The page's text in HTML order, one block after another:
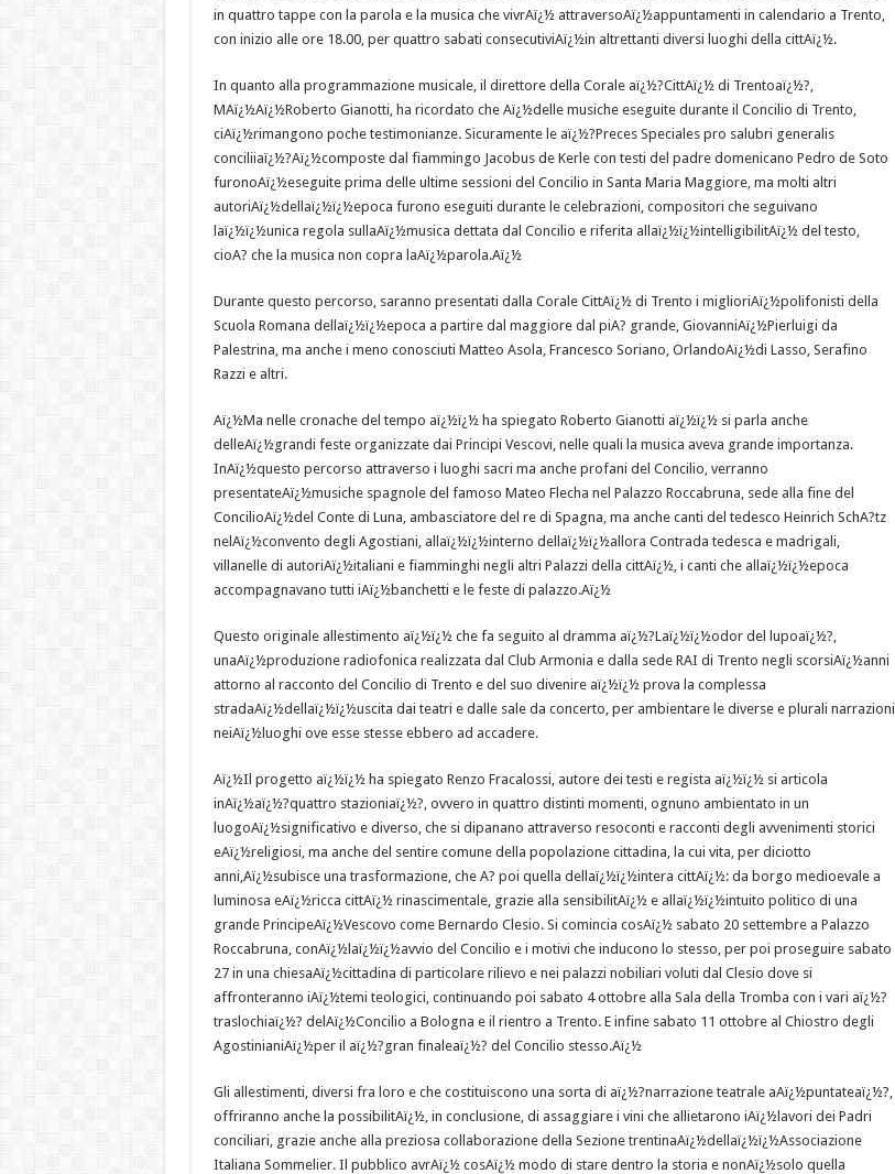
in quattro tappe con la parola e la musica che vivrAï¿½ attraversoAï¿½appuntamenti in calendario a Trento,
con inizio alle ore 18.00, per quattro sabati consecutiviAï¿½in altrettanti diversi luoghi della cittAï¿½.
In quanto alla programmazione musicale, il direttore della Corale aï¿½?CittAï¿½ di Trentoaï¿½?,
MAï¿½Aï¿½Roberto Gianotti, ha ricordato che Aï¿½delle musiche eseguite durante il Concilio di Trento,
ciAï¿½rimangono poche testimonianze. Sicuramente le aï¿½?Preces Speciales pro salubri generalis
conciliiaï¿½?Aï¿½composte dal fiammingo Jacobus de Kerle con testi del padre domenicano Pedro de Soto
furonoAï¿½eseguite prima delle ultime sessioni del Concilio in Santa Maria Maggiore, ma molti altri
autoriAï¿½dellaï¿½ï¿½epoca furono eseguiti durante le celebrazioni, compositori che seguivano
laï¿½ï¿½unica regola sullaAï¿½musica dettata dal Concilio e riferita allaï¿½ï¿½intelligibilitAï¿½ del testo,
cioA? che la musica non copra laAï¿½parola.Aï¿½
Durante questo percorso, saranno presentati dalla Corale CittAï¿½ di Trento i miglioriAï¿½polifonisti della
Scuola Romana dellaï¿½ï¿½epoca a partire dal maggiore dal piA? grande, GiovanniAï¿½Pierluigi da
Palestrina, ma anche i meno conosciuti Matteo Asola, Francesco Soriano, OrlandoAï¿½di Lasso, Serafino
Razzi e altri.
Aï¿½Ma nelle cronache del tempo aï¿½ï¿½ ha spiegato Roberto Gianotti aï¿½ï¿½ si parla anche
delleAï¿½grandi feste organizzate dai Principi Vescovi, nelle quali la musica aveva grande importanza.
InAï¿½questo percorso attraverso i luoghi sacri ma anche profani del Concilio, verranno
presentateAï¿½musiche spagnole del famoso Mateo Flecha nel Palazzo Roccabruna, sede alla fine del
ConcilioAï¿½del Conte di Luna, ambasciatore del re di Spagna, ma anche canti del tedesco Heinrich SchA?tz
nelAï¿½convento degli Agostiani, allaï¿½ï¿½interno dellaï¿½ï¿½allora Contrada tedesca e madrigali,
villanelle di autoriAï¿½italiani e fiamminghi negli altri Palazzi della cittAï¿½, i canti che allaï¿½ï¿½epoca
accompagnavano tutti iAï¿½banchetti e le feste di palazzo.Aï¿½
Questo originale allestimento aï¿½ï¿½ che fa seguito al dramma aï¿½?Laï¿½ï¿½odor del lupoaï¿½?,
unaAï¿½produzione radiofonica realizzata dal Club Armonia e dalla sede RAI di Trento negli scorsiAï¿½anni
attorno al racconto del Concilio di Trento e del suo divenire aï¿½ï¿½ prova la complessa
stradaAï¿½dellaï¿½ï¿½uscita dai teatri e dalle sale da concerto, per ambientare le diverse e plurali narrazioni
neiAï¿½luoghi ove esse stesse ebbero ad accadere.
Aï¿½Il progetto aï¿½ï¿½ ha spiegato Renzo Fracalossi, autore dei testi e regista aï¿½ï¿½ si articola
inAï¿½aï¿½?quattro stazioniaï¿½?, ovvero in quattro distinti momenti, ognuno ambientato in un
luogoAï¿½significativo e diverso, che si dipanano attraverso resoconti e racconti degli avvenimenti storici
eAï¿½religiosi, ma anche del sentire comune della popolazione cittadina, la cui vita, per diciotto
anni,Aï¿½subisce una trasformazione, che A? poi quella dellaï¿½ï¿½intera cittAï¿½: da borgo medioevale a
luminosa eAï¿½ricca cittAï¿½ rinascimentale, grazie alla sensibilitAï¿½ e allaï¿½ï¿½intuito politico di una
grande PrincipeAï¿½Vescovo come Bernardo Clesio. Si comincia cosAï¿½ sabato 20 settembre a Palazzo
Roccabruna, conAï¿½laï¿½ï¿½avvio del Concilio e i motivi che inducono lo stesso, per poi proseguire sabato
27 in una chiesaAï¿½cittadina di particolare rilievo e nei palazzi nobiliari voluti dal Clesio dove si
affronteranno iAï¿½temi teologici, continuando poi sabato 4 ottobre alla Sala della Tromba con i vari aï¿½?
traslochiaï¿½? delAï¿½Concilio a Bologna e il rientro a Trento. E infine sabato 11 ottobre al Chiostro degli
AgostinianiAï¿½per il aï¿½?gran finaleaï¿½? del Concilio stesso.Aï¿½
Gli allestimenti, diversi fra loro e che costituiscono una sorta di aï¿½?narrazione teatrale aAï¿½puntateaï¿½?,
offriranno anche la possibilitAï¿½, in conclusione, di assaggiare i vini che allietarono iAï¿½lavori dei Padri
conciliari, grazie anche alla preziosa collaborazione della Sezione trentinaAï¿½dellaï¿½ï¿½Associazione
Italiana Sommelier. Il pubblico avrAï¿½ cosAï¿½ modo di stare dentro la storia e nonAï¿½solo quella